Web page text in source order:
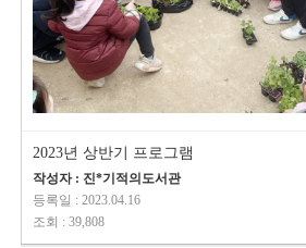
2023년 상반기 프로그램
작성자 : 진*기적의도서관
등록일 : 2023.04.16
조회 : 39,808